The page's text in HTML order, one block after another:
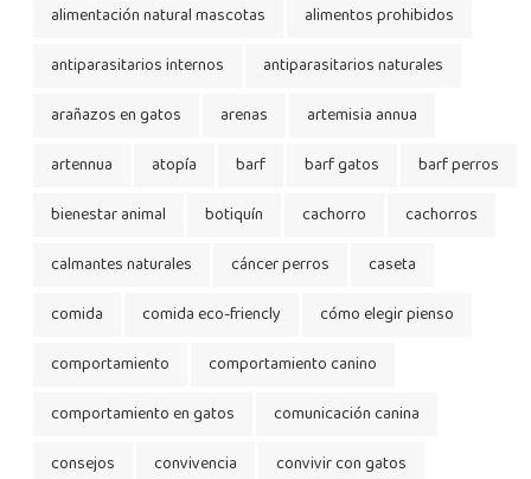
alimentación natural mascotas
alimentos prohibidos
antiparasitarios internos
antiparasitarios naturales
arañazos en gatos
arenas
artemisia annua
artennua
atopía barf barf gatos
barf perros
bienestar animal
botiquín cachorro
cachorros
calmantes naturales
cáncer perros
caseta
comida
comida eco-friencly
cómo elegir pienso
comportamiento
comportamiento canino
comportamiento en gatos
comunicación canina
consejos
convivencia
convivir con gatos